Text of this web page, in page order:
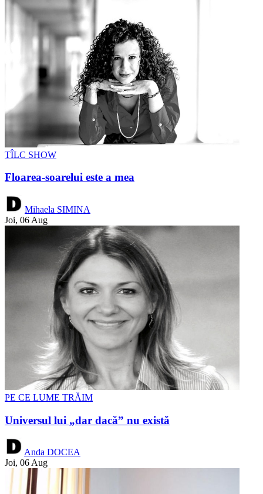
TÎLC SHOW
Floarea-soarelui este a mea
Mihaela SIMINA
Joi, 06 Aug
PE CE LUME TRĂIM
Universul lui „dar dacă” nu există
Anda DOCEA
Joi, 06 Aug